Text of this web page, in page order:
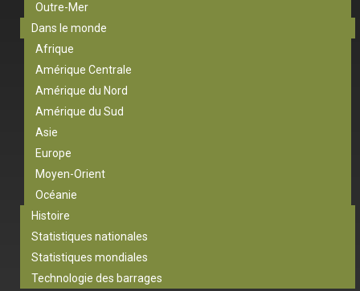
Outre-Mer
Dans le monde
Afrique
Amérique Centrale
Amérique du Nord
Amérique du Sud
Asie
Europe
Moyen-Orient
Océanie
Histoire
Statistiques nationales
Statistiques mondiales
Technologie des barrages